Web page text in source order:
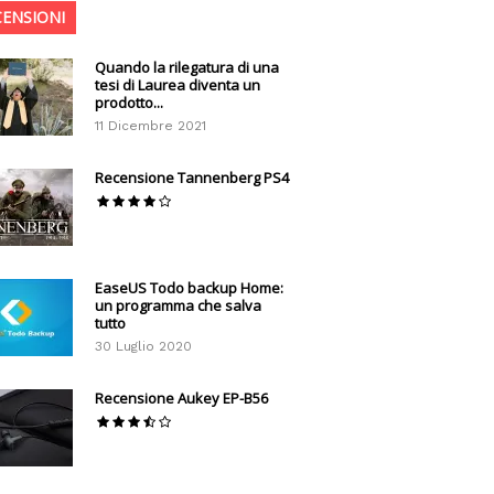
Quando la rilegatura di una
tesi di Laurea diventa un
prodotto...
11 Dicembre 2021
Recensione Tannenberg PS4
EaseUS Todo backup Home:
un programma che salva
tutto
30 Luglio 2020
Recensione Aukey EP-B56